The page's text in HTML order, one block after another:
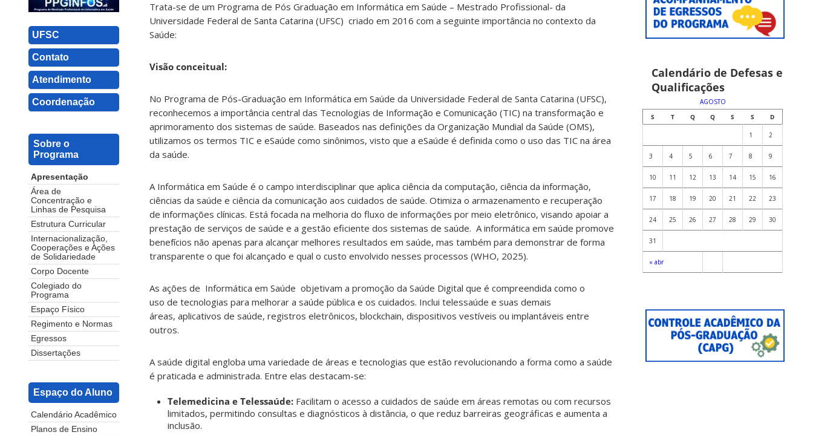
UFSC
Contato
Atendimento
Coordenação
Sobre o
Programa
Apresentação
Área de
Concentração e
Linhas de Pesquisa
Estrutura Curricular
Internacionalização,
Cooperações e Ações
de Solidariedade
Corpo Docente
Colegiado do
Programa
Espaço Físico
Regimento e Normas
Egressos
Dissertações
Espaço do Aluno
Calendário Acadêmico
Planos de Ensino
Trata-se de um Programa de Pós Graduação em Informática em Saúde – Mestrado Profissional- da
Universidade Federal de Santa Catarina (UFSC) criado em 2016 com a seguinte importância no contexto da
Saúde:
Visão conceitual:
No Programa de Pós-Graduação em Informática em Saúde da Universidade Federal de Santa Catarina (UFSC),
reconhecemos a importância central das Tecnologias de Informação e Comunicação (TIC) na transformação e
aprimoramento dos sistemas de saúde. Baseados nas definições da Organização Mundial da Saúde (OMS),
utilizamos os termos TIC e eSaúde como sinônimos, visto que a eSaúde é definida como o uso das TIC na área
da saúde.
A Informática em Saúde é o campo interdisciplinar que aplica ciência da computação, ciência da informação,
ciências da saúde e ciência da comunicação aos cuidados de saúde. Otimiza o armazenamento e recuperação
de informações clínicas. Está focada na melhoria do fluxo de informações por meio eletrônico, visando apoiar a
prestação de serviços de saúde e a gestão eficiente dos sistemas de saúde. A informática em saúde promove
benefícios não apenas para alcançar melhores resultados em saúde, mas também para demonstrar de forma
transparente o que foi alcançado e qual o custo envolvido nesses processos (WHO, 2025).
As ações de Informática em Saúde objetivam a promoção da Saúde Digital que é compreendida como o
uso de tecnologias para melhorar a saúde pública e os cuidados. Inclui telessaúde e suas demais
áreas, aplicativos de saúde, registros eletrônicos, blockchain, dispositivos vestíveis ou implantáveis entre
outros.
A saúde digital engloba uma variedade de áreas e tecnologias que estão revolucionando a forma como a saúde
é praticada e administrada. Entre elas destacam-se:
Telemedicina e Telessaúde: Facilitam o acesso a cuidados de saúde em áreas remotas ou com recursos
limitados, permitindo consultas e diagnósticos à distância, o que reduz barreiras geográficas e aumenta a
inclusão.
Calendário de Defesas e
Qualificações
AGOSTO
S
T Q Q S S D
« abr
1 2
3 4 5 6 7 8 9
10 11 12 13 14 15 16
17 18 19 20 21 22 23
24 25 26 27 28 29 30
31